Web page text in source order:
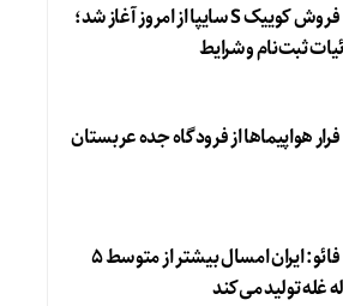
فروش کوییک S سایپا از امروز آغاز شد؛
ثبت‌نام و شرایط
فرار هواپیماها از فرودگاه جده عربستان
فائو: ایران امسال بیشتر از متوسط 5
غله تولید می‌کند